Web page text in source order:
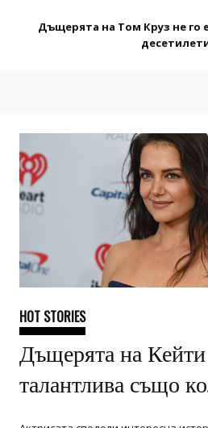
Дъщерята на Том Круз не го
HOT STORIES
Дъщерята на
талантлива също